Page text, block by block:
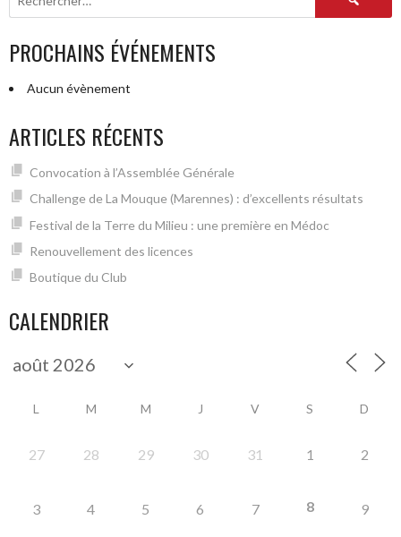
PROCHAINS ÉVÉNEMENTS
Aucun évènement
ARTICLES RÉCENTS
Convocation à l’Assemblée Générale
Challenge de La Mouque (Marennes) : d’excellents résultats
Festival de la Terre du Milieu : une première en Médoc
Renouvellement des licences
Boutique du Club
CALENDRIER
L M M J V S D
27 28 29 30 31 1 2
3 4 5 6 7 8 9